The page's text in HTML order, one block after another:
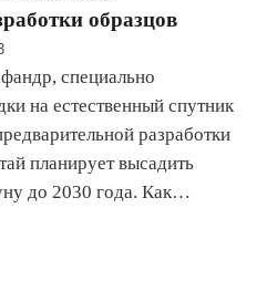
образцов
специально
на естественный спутник
разработки
планирует высадить
до 2030 года. Как…